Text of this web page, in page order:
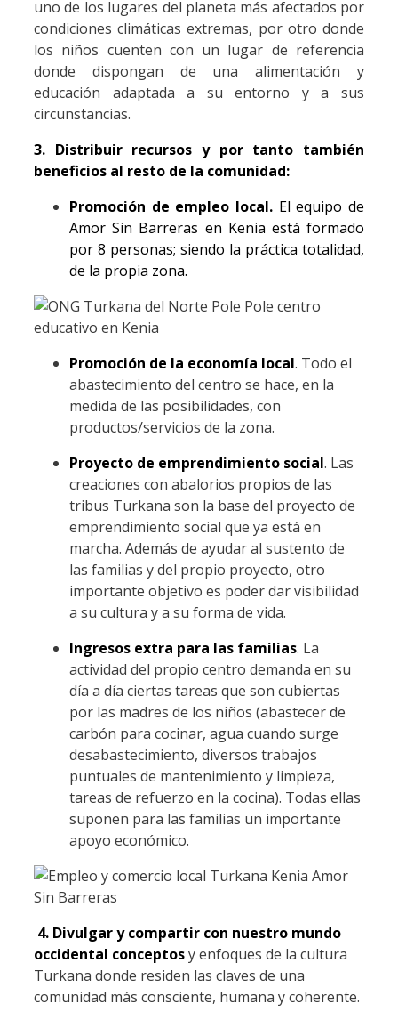
uno de los lugares del planeta más afectados por
condiciones climáticas extremas, por otro donde
los niños cuenten con un lugar de referencia
donde dispongan de una alimentación y
educación adaptada a su entorno y a sus
circunstancias.
3. Distribuir recursos y por tanto también
beneficios al resto de la comunidad:
Promoción de empleo local. El equipo de
Amor Sin Barreras en Kenia está formado
por 8 personas; siendo la práctica totalidad,
de la propia zona.
Promoción de la economía local. Todo el
abastecimiento del centro se hace, en la
medida de las posibilidades, con
productos/servicios de la zona.
Proyecto de emprendimiento social. Las
creaciones con abalorios propios de las
tribus Turkana son la base del proyecto de
emprendimiento social que ya está en
marcha. Además de ayudar al sustento de
las familias y del propio proyecto, otro
importante objetivo es poder dar visibilidad
a su cultura y a su forma de vida.
Ingresos extra para las familias. La
actividad del propio centro demanda en su
día a día ciertas tareas que son cubiertas
por las madres de los niños (abastecer de
carbón para cocinar, agua cuando surge
desabastecimiento, diversos trabajos
puntuales de mantenimiento y limpieza,
tareas de refuerzo en la cocina). Todas ellas
suponen para las familias un importante
apoyo económico.
4. Divulgar y compartir con nuestro mundo
occidental conceptosy enfoques de la cultura
Turkana donde residen las claves de una
comunidad más consciente, humana y coherente.